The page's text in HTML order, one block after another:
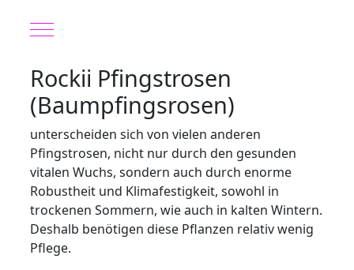
Mobile Menu Toggle
Rockii Pfingstrosen
(Baumpfingsrosen)
unterscheiden sich von vielen anderen
Pfingstrosen, nicht nur durch den gesunden
vitalen Wuchs, sondern auch durch enorme
Robustheit und Klimafestigkeit, sowohl in
trockenen Sommern, wie auch in kalten Wintern.
Deshalb benötigen diese Pflanzen relativ wenig
Pflege.